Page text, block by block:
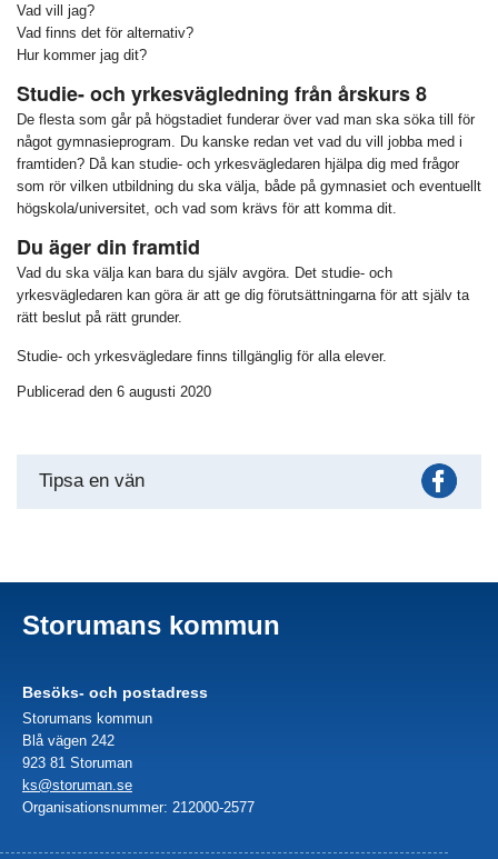
Vad vill jag?
Vad finns det för alternativ?
Hur kommer jag dit?
Studie- och yrkesvägledning från årskurs 8
De flesta som går på högstadiet funderar över vad man ska söka till för
något gymnasieprogram. Du kanske redan vet vad du vill jobba med i
framtiden? Då kan studie- och yrkesvägledaren hjälpa dig med frågor
som rör vilken utbildning du ska välja, både på gymnasiet och eventuellt
högskola/universitet, och vad som krävs för att komma dit.
Du äger din framtid
Vad du ska välja kan bara du själv avgöra. Det studie- och
yrkesvägledaren kan göra är att ge dig förutsättningarna för att själv ta
rätt beslut på rätt grunder.
Studie- och yrkesvägledare finns tillgänglig för alla elever.
Publicerad den 6 augusti 2020
Tipsa en vän
Storumans kommun
Besöks- och postadress
Storumans kommun
Blå vägen 242
923 81 Storuman
ks@storuman.se
Organisationsnummer: 212000-2577